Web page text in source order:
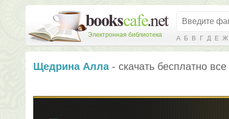
Электронная библиотека А Б В Г Д Е Ж
Щедрина Алла- скачать бесплатно все